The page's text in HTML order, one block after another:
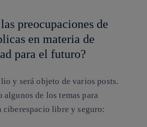
preocupaciones de
en materia de
para el futuro?
y será objeto de varios posts.
algunos de los temas para
ciberespacio libre y seguro: